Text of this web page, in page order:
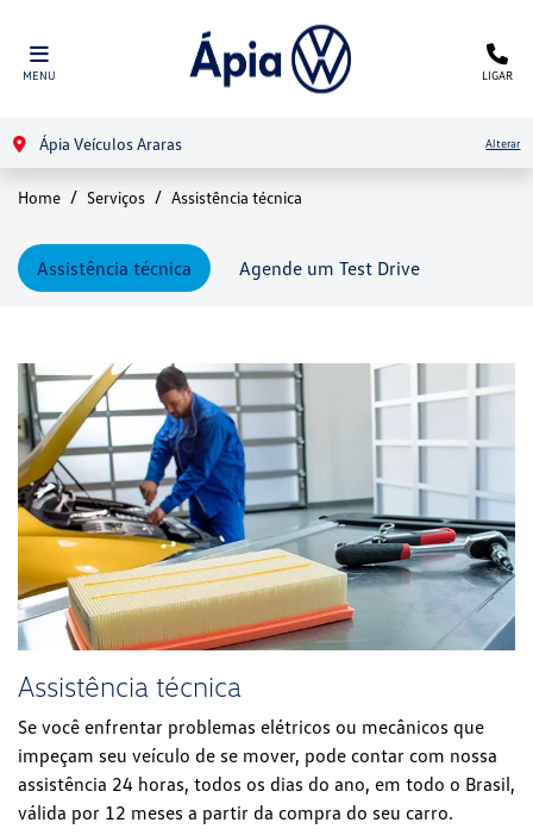
MENU LIGAR
Ápia Veículos Araras Alterar
Home Serviços Assistência técnica
Assistência técnica Agende um Test Drive
Assistência técnica
Se você enfrentar problemas elétricos ou mecânicos que
impeçam seu veículo de se mover, pode contar com nossa
assistência 24 horas, todos os dias do ano, em todo o Brasil,
válida por 12 meses a partir da compra do seu carro.